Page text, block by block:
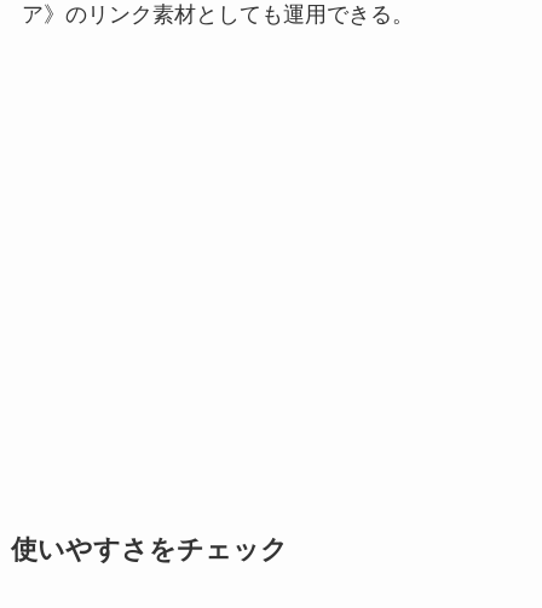
ア》のリンク素材としても運用できる。
使いやすさをチェック